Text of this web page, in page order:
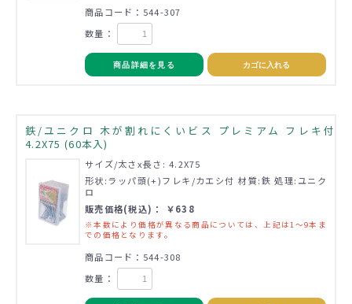
商品コード：544-307
数量：
商品詳細を見る カゴに入れる
鉄/ユニクロ 木が割れにくいビス プレミアム フレキ付
4.2X75 (60本入)
サイズ/太さx長さ: 4.2X75
形状:ラッパ頭(+)フレキ/カエシ付 材質:鉄 処理:ユニク
ロ
販売価格(税込)： ￥638
※本数により価格が異なる商品については、上記は1～9本ま
での価格となります。
商品コード：544-308
数量：